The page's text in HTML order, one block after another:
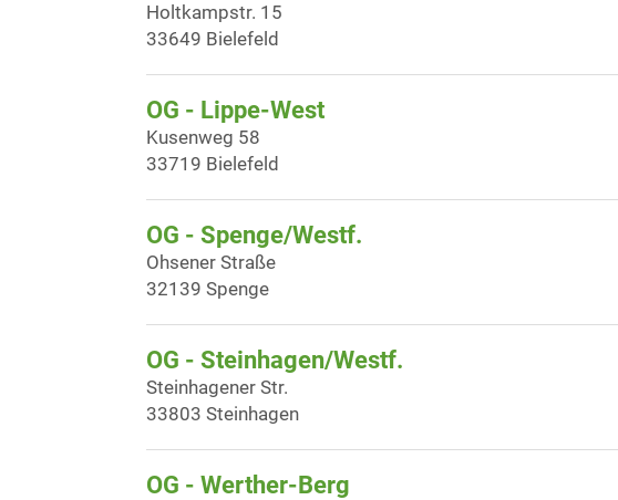
Holtkampstr. 15
33649 Bielefeld
OG - Lippe-West
Kusenweg 58
33719 Bielefeld
OG - Spenge/Westf.
Ohsener Straße
32139 Spenge
OG - Steinhagen/Westf.
Steinhagener Str.
33803 Steinhagen
OG - Werther-Berg